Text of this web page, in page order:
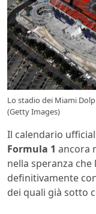
Lo stadio dei Miami
(Getty Images)
Il calendario
Formula 1 ancora
nella speranza che
definitivamente
dei quali già sotto